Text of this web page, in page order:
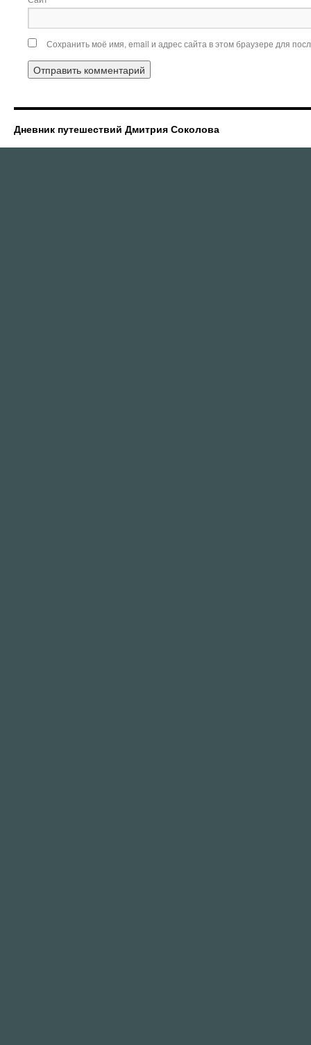
Сохранить моё имя, email и адрес сайта в этом браузере для
Дневник путешествий Дмитрия Соколова